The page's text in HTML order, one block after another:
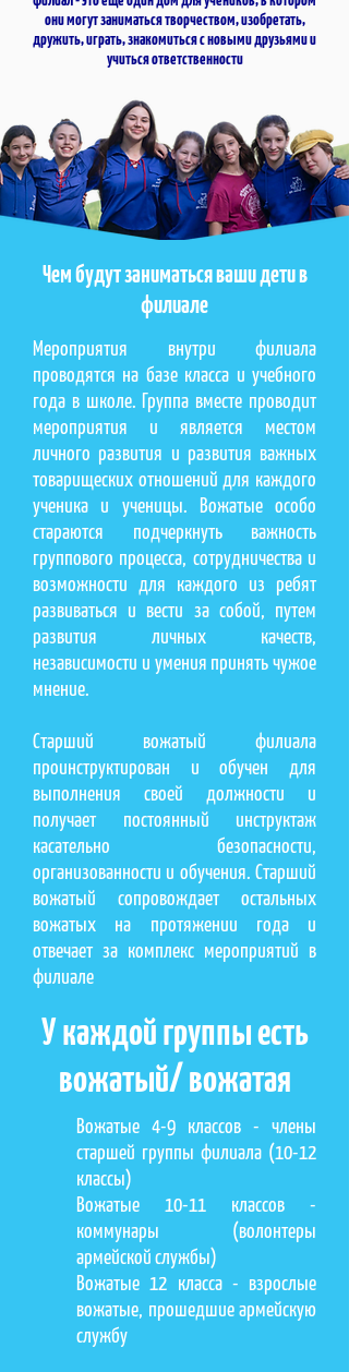
они могут заниматься творчеством, изобретать,
дружить, играть, знакомиться с новыми друзьями и
учиться ответственности
Чем будут заниматься ваши дети в
филиале
Мероприятия внутри филиала
проводятся на базе класса и учебного
года в школе. Группа вместе проводит
мероприятия и является местом
личного развития и развития важных
товарищеских отношений для каждого
ученика и ученицы. Вожатые особо
стараются подчеркнуть важность
группового процесса, сотрудничества и
возможности для каждого из ребят
развиваться и вести за собой, путем
развития личных качеств,
независимости и умения принять чужое
мнение.
Старший вожатый филиала
проинструктирован и обучен для
выполнения своей должности и
получает постоянный инструктаж
касательно безопасности,
организованности и обучения. Старший
вожатый сопровождает остальных
вожатых на протяжении года и
отвечает за комплекс мероприятий в
филиале
У каждой группы есть
вожатый/ вожатая
Вожатые 4-9 классов - члены
старшей группы филиала (10-12
классы)
Вожатые 10-11 классов -
коммунары (волонтеры
армейской службы)
Вожатые 12 класса - взрослые
вожатые, прошедшие армейскую
службу